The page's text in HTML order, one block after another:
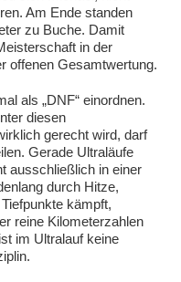
Am Ende standen
zu Buche. Damit
in der
offenen Gesamtwertung.
als „DNF“ einordnen.
diesen
gerecht wird, darf
Gerade Ultraläufe
ausschließlich in einer
durch Hitze,
kämpft,
reine Kilometerzahlen
im Ultralauf keine